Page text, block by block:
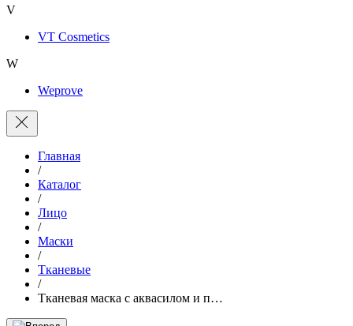
V
VT Cosmetics
W
Weprove
Главная
/
Каталог
/
Лицо
/
Маски
/
Тканевые
/
Тканевая маска с аквасилом и п…